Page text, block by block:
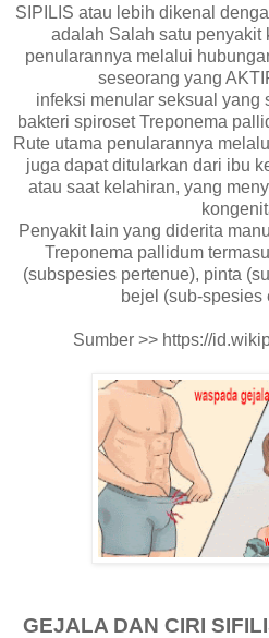
SIPILIS atau lebih dikenal
adalah Salah satu penyakit
penularannya melalui
seseorang yang
infeksi menular seksual yang
bakteri spiroset Treponema
Rute utama penularannya
juga dapat ditularkan dari ibu
atau saat kelahiran, yang
Penyakit lain yang diderita
Treponema pallidum
(subspesies pertenue), pinta
bejel (sub-spesies
Sumber >> https://
GEJALA DAN CIRI